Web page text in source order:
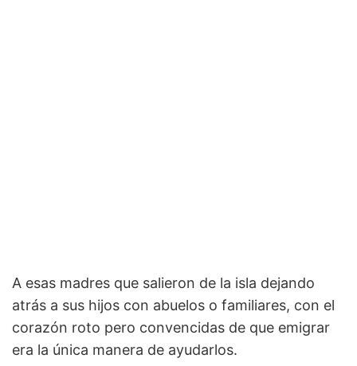
A esas madres que salieron de la isla dejando
atrás a sus hijos con abuelos o familiares, con el
corazón roto pero convencidas de que emigrar
era la única manera de ayudarlos.